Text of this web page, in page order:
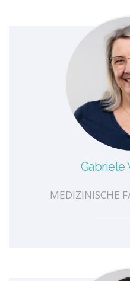
Gabriele
MEDIZINISCHE